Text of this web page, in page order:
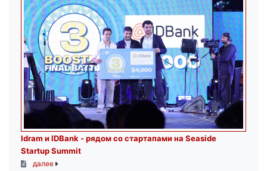
Idram и IDBank - рядом со стартапами на Seaside
Startup Summit
далее